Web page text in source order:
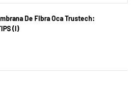
De Fibra Oca Trustech:
(I)